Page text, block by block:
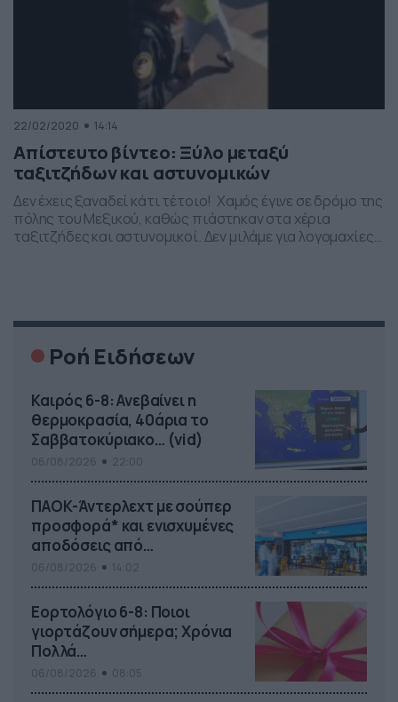
22/02/2020 14:14
Απίστευτο βίντεο: Ξύλο μεταξύ
ταξιτζήδων και αστυνομικών
Δεν έχεις ξαναδεί κάτι τέτοιο! Χαμός έγινε σε δρόμο της
πόλης του Μεξικού, καθώς πιάστηκαν στα χέρια
ταξιτζήδες και αστυνομικοί. Δεν μιλάμε για λογομαχίες
Ροή Ειδήσεων
Καιρός 6-8: Ανεβαίνει η
θερμοκρασία, 40άρια το
Σαββατοκύριακο… (vid)
ΠΑΟΚ-Άντερλεχτ με σούπερ
προσφορά* και ενισχυμένες
αποδόσεις από
το Pamestoixima.gr
Εορτολόγιο 6-8: Ποιοι
γιορτάζουν σήμερα; Χρόνια
Πολλά…